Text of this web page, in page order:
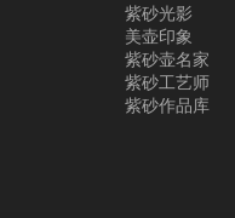
紫砂光影
美壶印象
紫砂壶名家
紫砂工艺师
紫砂作品库